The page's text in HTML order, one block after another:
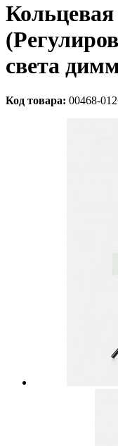
света
Код товара: 00468-